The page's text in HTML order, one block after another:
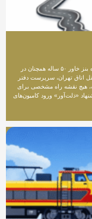
استانداردهای سختگیرانه‌ای که قرار بود ناوگان را نو کند، باعث شده بنز خاور ۵۰ ساله همچنان در
اتاق تهران، سرپرست دفتر
هیچ نقشه راه مشخصی برای
«ذلت‌آور» ورود کامیون‌های